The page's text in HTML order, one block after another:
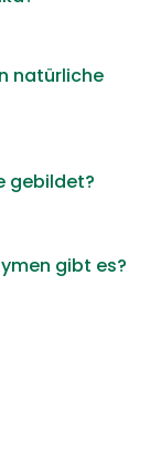
natürliche
gebildet?
gibt es?